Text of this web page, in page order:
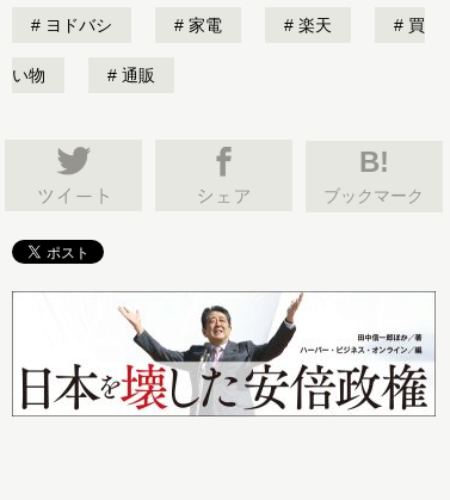
ヨドバシ 家電 楽天 買
い物 通販
B!
ブックマーク